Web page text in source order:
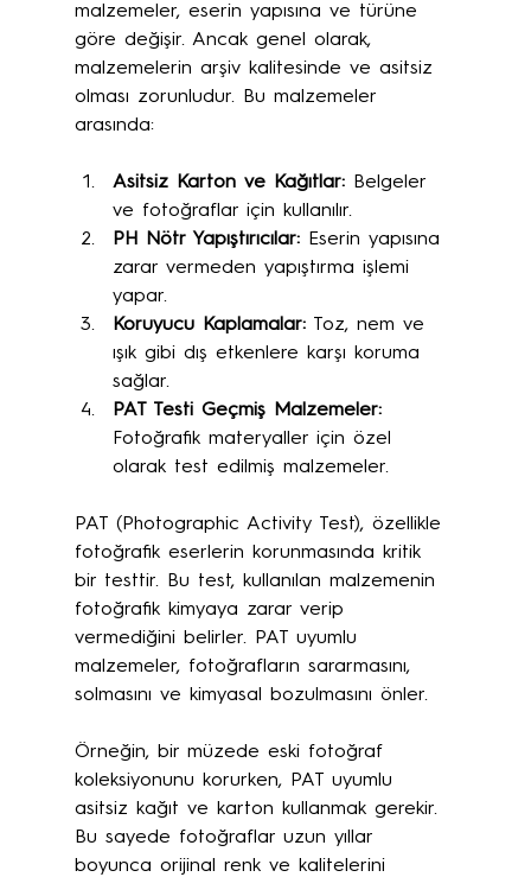
malzemeler, eserin yapısına ve türüne
göre değişir. Ancak genel olarak,
malzemelerin arşiv kalitesinde ve asitsiz
olması zorunludur. Bu malzemeler
arasında:
Asitsiz Karton ve Kağıtlar: Belgeler
ve fotoğraflar için kullanılır.
PH Nötr Yapıştırıcılar: Eserin yapısına
zarar vermeden yapıştırma işlemi
yapar.
Koruyucu Kaplamalar: Toz, nem ve
ışık gibi dış etkenlere karşı koruma
sağlar.
PAT Testi Geçmiş Malzemeler:
Fotoğrafik materyaller için özel
olarak test edilmiş malzemeler.
PAT (Photographic Activity Test), özellikle
fotoğrafik eserlerin korunmasında kritik
bir testtir. Bu test, kullanılan malzemenin
fotoğrafik kimyaya zarar verip
vermediğini belirler. PAT uyumlu
malzemeler, fotoğrafların sararmasını,
solmasını ve kimyasal bozulmasını önler.
Örneğin, bir müzede eski fotoğraf
koleksiyonunu korurken, PAT uyumlu
asitsiz kağıt ve karton kullanmak gerekir.
Bu sayede fotoğraflar uzun yıllar
boyunca orijinal renk ve kalitelerini